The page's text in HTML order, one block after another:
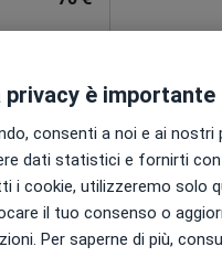
8 Ago
privacy è importante
consenti a noi e ai nostri
dati statistici e fornirti
i cookie, utilizzeremo solo
il tuo consenso o
Per saperne di più,